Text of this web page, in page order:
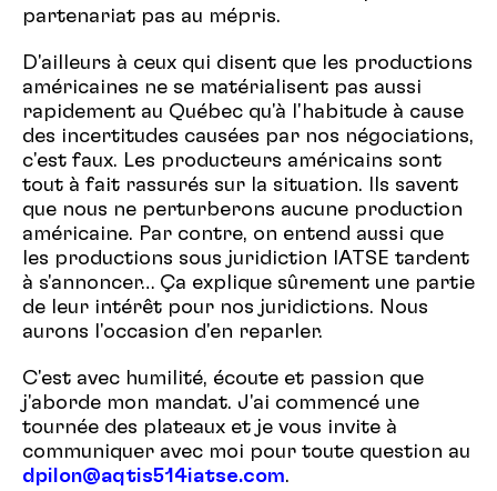
partenariat pas au mépris.
D'ailleurs à ceux qui disent que les productions
américaines ne se matérialisent pas aussi
rapidement au Québec qu'à l'habitude à cause
des incertitudes causées par nos négociations,
c'est faux. Les producteurs américains sont
tout à fait rassurés sur la situation. Ils savent
que nous ne perturberons aucune production
américaine. Par contre, on entend aussi que
les productions sous juridiction IATSE tardent
à s'annoncer… Ça explique sûrement une partie
de leur intérêt pour nos juridictions. Nous
aurons l'occasion d'en reparler.
C'est avec humilité, écoute et passion que
j'aborde mon mandat. J'ai commencé une
tournée des plateaux et je vous invite à
communiquer avec moi pour toute question au
dpilon@aqtis514iatse.com.